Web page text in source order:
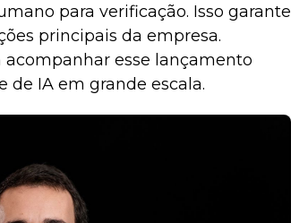
para verificação. Isso garante
principais da empresa.
acompanhar esse lançamento
IA em grande escala.